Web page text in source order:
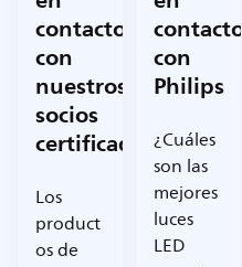
contacto
con
nuestros
socios
certificados
Los
product
os de
contacto
con
Philips
¿Cuáles
son las
mejores
luces
LED